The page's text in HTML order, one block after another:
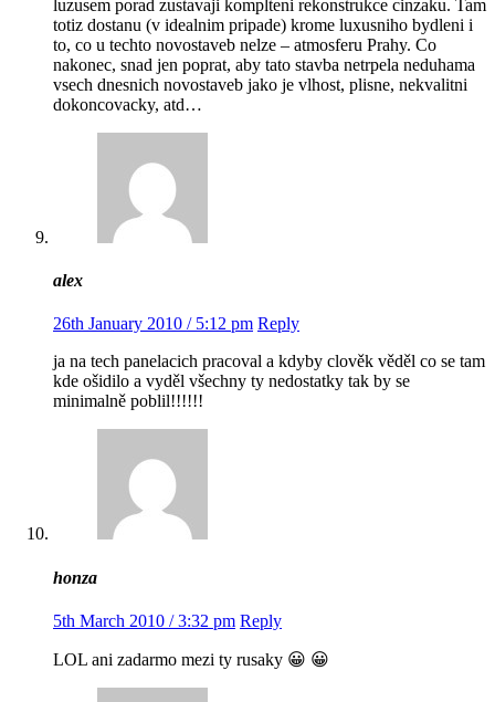
luzusem porad zustavaji komplteni rekonstrukce cinzaku. Tam
totiz dostanu (v idealnim pripade) krome luxusniho bydleni i
to, co u techto novostaveb nelze – atmosferu Prahy. Co
nakonec, snad jen poprat, aby tato stavba netrpela neduhama
vsech dnesnich novostaveb jako je vlhost, plisne, nekvalitni
dokoncovacky, atd…
alex
26th January 2010 / 5:12 pm Reply
ja na tech panelacich pracoval a kdyby clověk věděl co se tam
kde ošidilo a vyděl všechny ty nedostatky tak by se
minimalně poblil!!!!!!
honza
5th March 2010 / 3:32 pm Reply
LOL ani zadarmo mezi ty rusaky 😀 😀